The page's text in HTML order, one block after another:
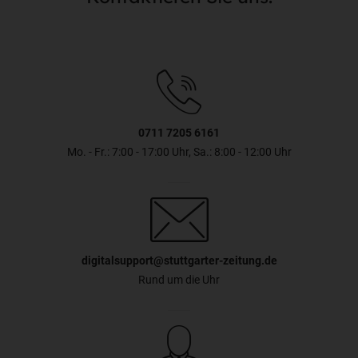
0711 7205 6161
Mo. - Fr.: 7:00 - 17:00 Uhr, Sa.: 8:00 - 12:00 Uhr
digitalsupport@stuttgarter-zeitung.de
Rund um die Uhr